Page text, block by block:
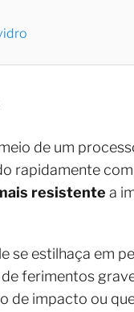
de um
rapidamente
resistente a
se estilhaça em
ferimentos
de impacto ou